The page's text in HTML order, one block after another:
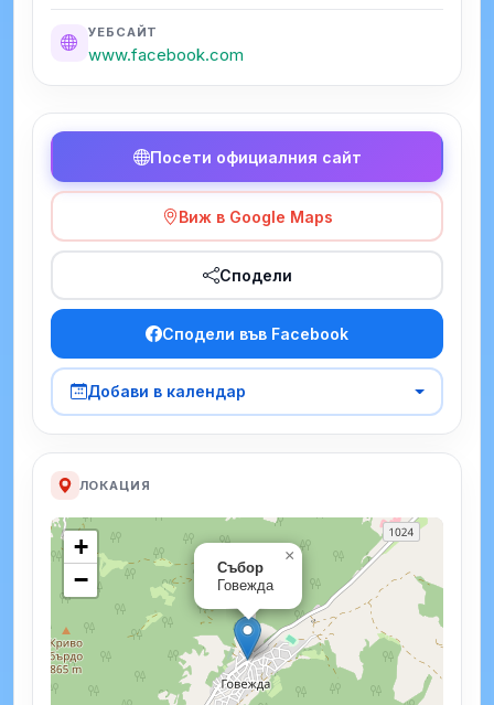
УЕБСАЙТ
www.facebook.com
Посети официалния сайт
Виж в Google Maps
Сподели
Сподели във Facebook
Добави в календар
ЛОКАЦИЯ
Събор
Говежда
×
+
−